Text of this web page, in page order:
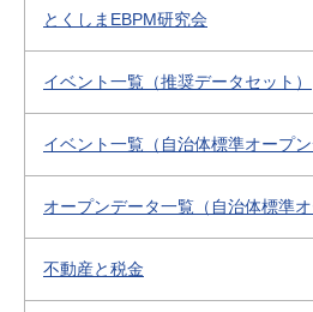
とくしまEBPM研究会
イベント一覧（推奨データセット）
イベント一覧（自治体標準オープン
オープンデータ一覧（自治体標準
不動産と税金